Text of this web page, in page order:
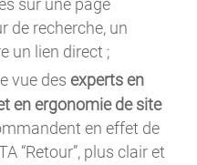
sur une page
de recherche, un
un lien direct ;
vue desexperts en
en ergonomie de site
en effet de
“Retour”, plus clair et